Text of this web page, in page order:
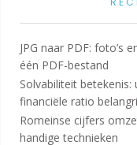
JPG naar PDF: foto’s
één PDF-bestand
Solvabiliteit
financiële ratio
Romeinse cijfers
handige technieken